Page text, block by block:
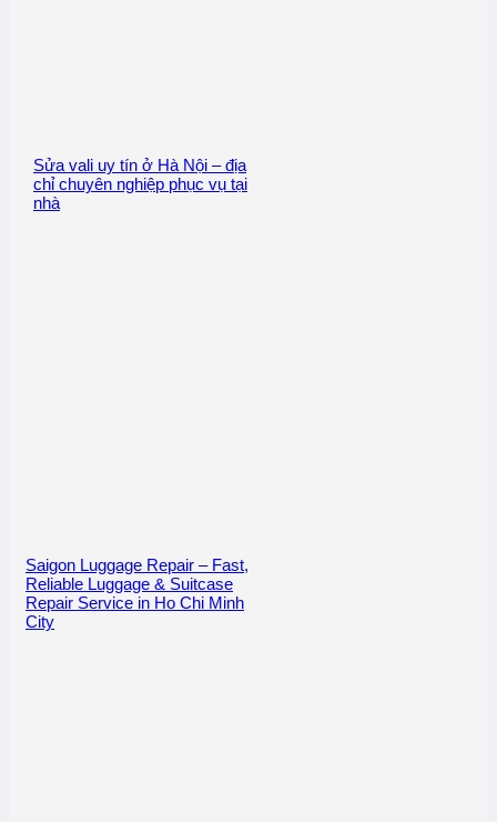
Sửa vali uy tín ở Hà Nội – địa
chỉ chuyên nghiệp phục vụ tại
nhà
Saigon Luggage Repair – Fast,
Reliable Luggage & Suitcase
Repair Service in Ho Chi Minh
City